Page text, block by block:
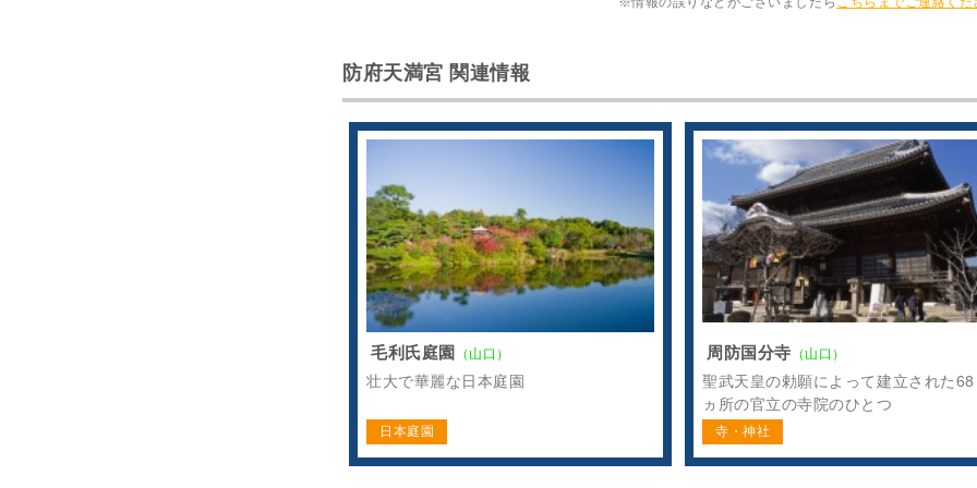
防府天満宮 関連情報
毛利氏庭園 （山口）
壮大で華麗な日本庭園
日本庭園
周防国分寺 （山口）
聖武天皇の勅願によって建立された68
ヵ所の官立の寺院のひとつ
寺・神社